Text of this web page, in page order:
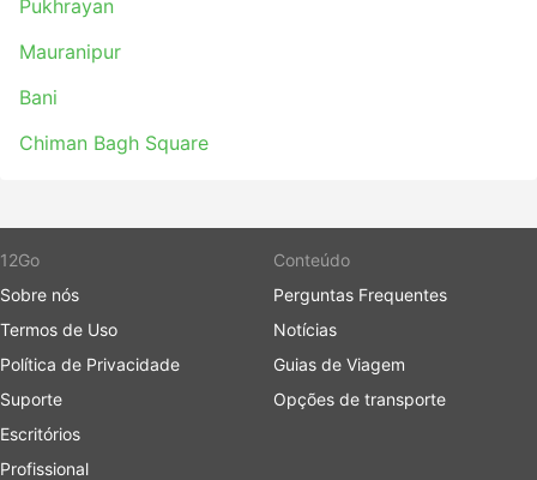
Pukhrayan
Mauranipur
Bani
Chiman Bagh Square
12Go
Sobre nós
Termos de Uso
Política de Privacidade
Suporte
Escritórios
Profissional
Conteúdo
Perguntas Frequentes
Notícias
Guias de Viagem
Opções de transporte